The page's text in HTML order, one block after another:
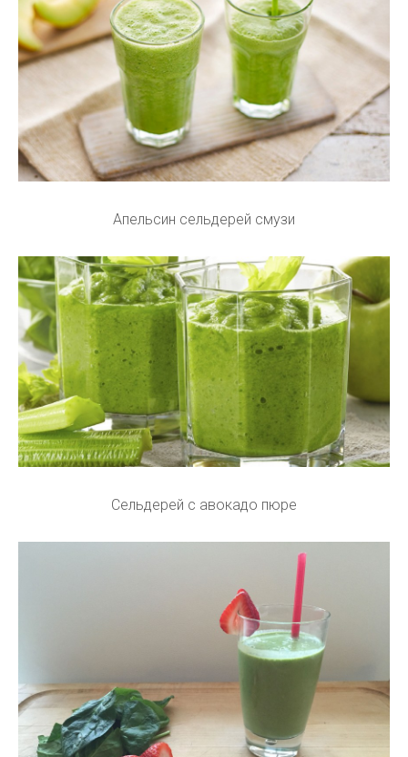
Апельсин сельдерей смузи
Сельдерей с авокадо пюре